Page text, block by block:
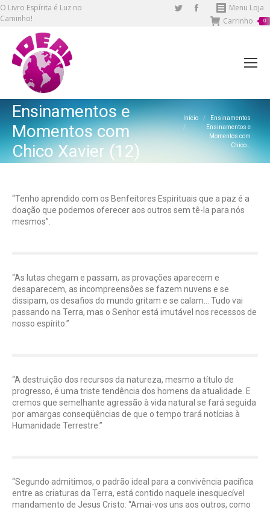
O Livro Espírita é Luz no
Caminho!
TwitterFacebook
page
Menu Loja
Carrinho
0
Ensinamentos e
Momentos com
Chico Xavier (12)
Você está aqui:
Início
Ensinamentos
Ensinamentos e
Momentos com
Chico…
“Tenho aprendido com os Benfeitores Espirituais que a paz é a
doação que podemos oferecer aos outros sem tê-la para nós
mesmos”.
“As lutas chegam e passam, as provações aparecem e
desaparecem, as incompreensões se fazem nuvens e se
dissipam, os desafios do mundo gritam e se calam… Tudo vai
passando na Terra, mas o Senhor está imutável nos recessos de
nosso espírito.”
“A destruição dos recursos da natureza, mesmo a título de
progresso, é uma triste tendência dos homens da atualidade. E
cremos que semelhante agressão à vida natural se fará seguida
por amargas conseqüências de que o tempo trará notícias à
Humanidade Terrestre.”
“Segundo admitimos, o padrão ideal para a convivência pacífica
entre as criaturas da Terra, está contido naquele inesquecível
mandamento de Jesus Cristo: “Amai-vos uns aos outros, como